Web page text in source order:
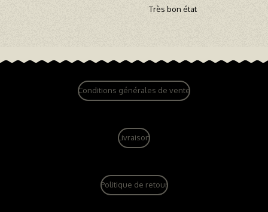
Très bon état
Conditions générales de vente
Livraison
Politique de retour